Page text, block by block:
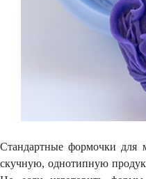
Стандартные формочки для
скучную, однотипную